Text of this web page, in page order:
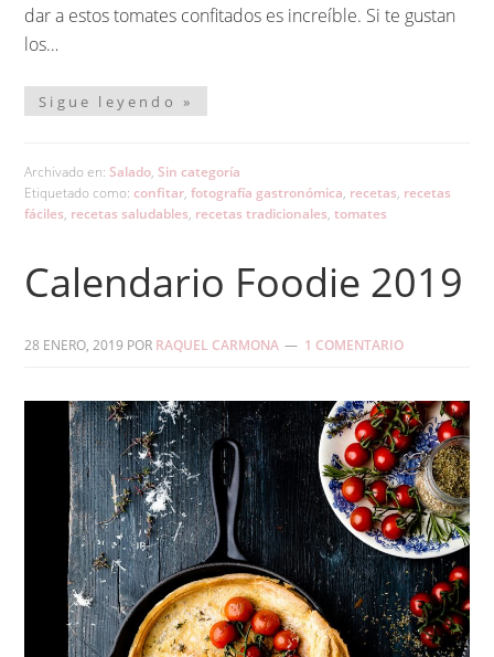
dar a estos tomates confitados es increíble. Si te gustan
los…
Sigue leyendo »
Archivado en: Salado, Sin categoría
Etiquetado como:confitar,fotografía gastronómica, recetas, recetas
fáciles, recetas saludables, recetas tradicionales,tomates
Calendario Foodie 2019
28 ENERO, 2019 POR RAQUEL CARMONA 1 COMENTARIO